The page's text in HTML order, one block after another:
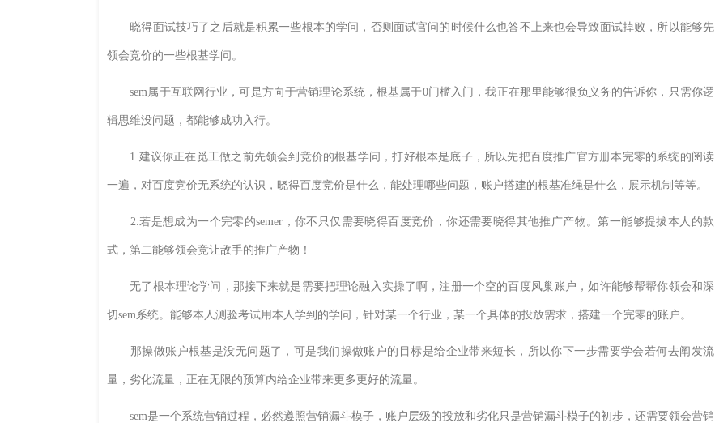
晓得面试技巧了之后就是积累一些根本的学问，否则面试官问的时候什么也答不上来也会导致面试掉败，所以能够先
领会竞价的一些根基学问。
sem属于互联网行业，可是方向于营销理论系统，根基属于0门槛入门，我正在那里能够很负义务的告诉你，只需你逻
辑思维没问题，都能够成功入行。
1.建议你正在觅工做之前先领会到竞价的根基学问，打好根本是底子，所以先把百度推广官方册本完零的系统的阅读
一遍，对百度竞价无系统的认识，晓得百度竞价是什么，能处理哪些问题，账户搭建的根基准绳是什么，展示机制等等。
2.若是想成为一个完零的semer，你不只仅需要晓得百度竞价，你还需要晓得其他推广产物。第一能够提拔本人的款
式，第二能够领会竞让敌手的推广产物！
无了根本理论学问，那接下来就是需要把理论融入实操了啊，注册一个空的百度凤巢账户，如许能够帮帮你领会和深
切sem系统。能够本人测验考试用本人学到的学问，针对某一个行业，某一个具体的投放需求，搭建一个完零的账户。
那操做账户根基是没无问题了，可是我们操做账户的目标是给企业带来短长，所以你下一步需要学会若何去阐发流
量，劣化流量，正在无限的预算内给企业带来更多更好的流量。
sem是一个系统营销过程，必然遵照营销漏斗模子，账户层级的投放和劣化只是营销漏斗模子的初步，还需要领会营销